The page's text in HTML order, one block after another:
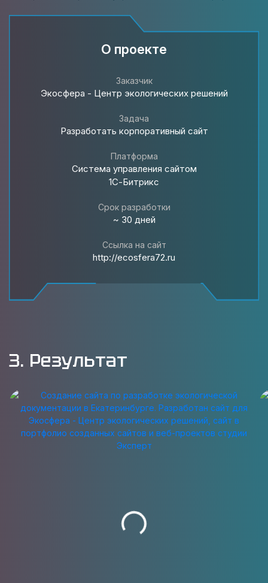
О проекте
Заказчик
Экосфера - Центр экологических решений
Задача
Разработать корпоративный сайт
Платформа
Система управления сайтом
1С-Битрикс
Срок разработки
~ 30 дней
Ссылка на сайт
http://ecosfera72.ru
3. Результат